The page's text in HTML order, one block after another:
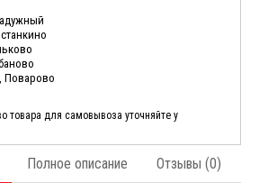
Поварово
товара для самовывоза уточняйте у
Полное описание Отзывы (0)